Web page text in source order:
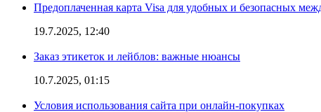
Предоплаченная карта Visa для удобных и безопасных
19.7.2025, 12:40
Заказ этикеток и лейблов: важные нюансы
10.7.2025, 01:15
Условия использования сайта при онлайн-покупках